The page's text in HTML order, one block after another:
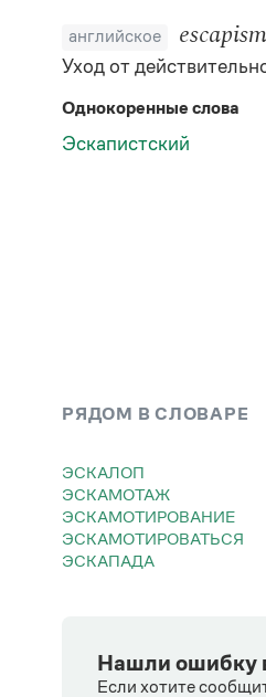
английское escapism
Уход от
Однокоренные слова
Эскапистский
РЯДОМ В СЛОВАРЕ
ЭСКАЛОП
ЭСКАМОТАЖ
ЭСКАМОТИРОВАНИЕ
ЭСКАМОТИРОВАТЬСЯ
ЭСКАПАДА
Нашли ошибку
Если хотите